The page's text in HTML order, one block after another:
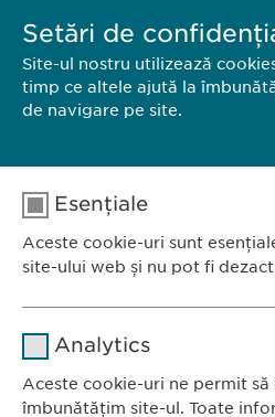
EWOPHARMA
România
Tel.: +40 21 260 13 44
E-Mail:
Ewopharma
Setări de
Site-ul nostru utilizează
timp ce altele ajută la
de navigare pe site.
Esențiale
Aceste cookie-uri sunt
site-ului web și nu pot fi
Analytics
Aceste cookie-uri ne permit să
îmbunătățim site-ul. Toate